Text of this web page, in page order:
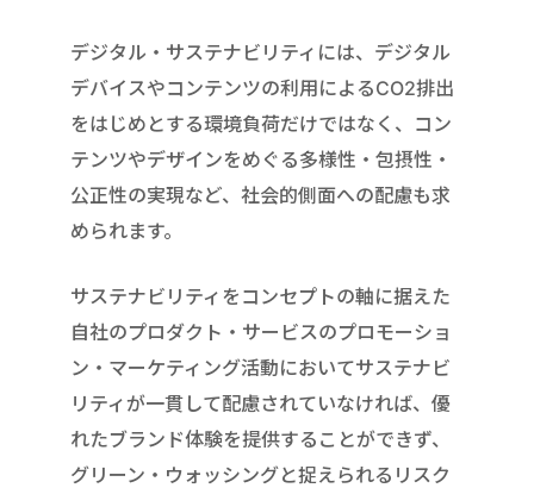
デジタル・サステナビリティには、デジタル
デバイスやコンテンツの利用によるCO2排出
をはじめとする環境負荷だけではなく、コン
テンツやデザインをめぐる多様性・包摂性・
公正性の実現など、社会的側面への配慮も求
められます。
サステナビリティをコンセプトの軸に据えた
自社のプロダクト・サービスのプロモーショ
ン・マーケティング活動においてサステナビ
リティが一貫して配慮されていなければ、優
れたブランド体験を提供することができず、
グリーン・ウォッシングと捉えられるリスク